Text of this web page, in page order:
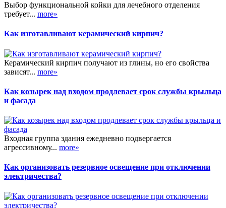
Выбор функциональной койки для лечебного отделения
требует... more»
Как изготавливают керамический кирпич?
Керамический кирпич получают из глины, но его свойства
зависят... more»
Как козырек над входом продлевает срок службы крыльца
и фасада
Входная группа здания ежедневно подвергается
агрессивному... more»
Как организовать резервное освещение при отключении
электричества?